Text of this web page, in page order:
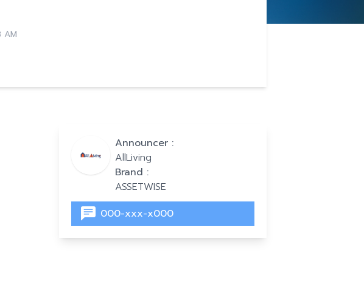
Announcer :
AllLiving
Brand :
ASSETWISE
000-xxx-x000